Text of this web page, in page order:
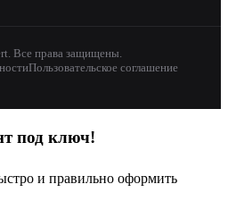
Все права защищены.
Пользовательское соглашение
под ключ!
и правильно оформить